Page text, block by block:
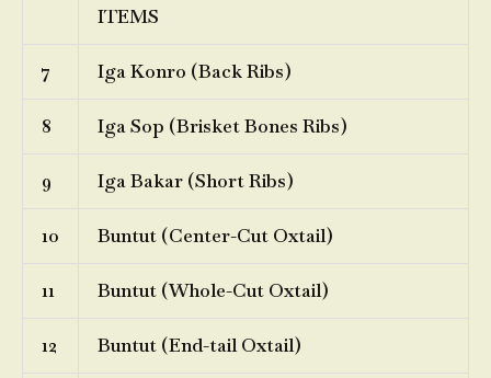
ITEMS
7 Iga Konro (Back Ribs)
8 Iga Sop (Brisket Bones Ribs)
9 Iga Bakar (Short Ribs)
10 Buntut (Center-Cut Oxtail)
11 Buntut (Whole-Cut Oxtail)
12 Buntut (End-tail Oxtail)